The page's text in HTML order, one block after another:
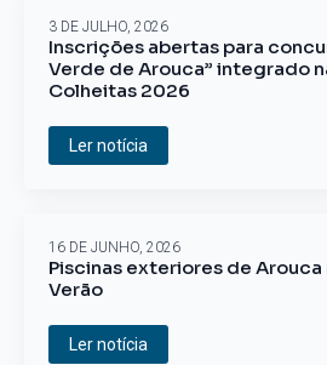
Inscrições abertas para
Verde de Arouca” integrado
Colheitas 2026
3 DE JULHO, 2026
Ler notícia
Piscinas exteriores de Arouca
Verão
16 DE JUNHO, 2026
Ler notícia